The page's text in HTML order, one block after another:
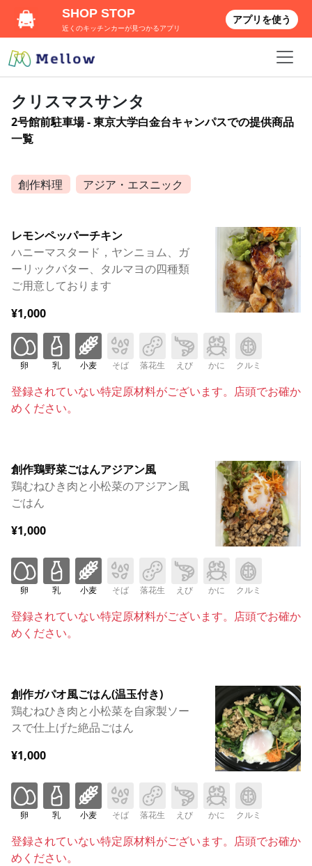
クリスマスサンタ
2号館前駐車場 - 東京大学白金台キャンパスでの提供商品
一覧
創作料理 アジア・エスニック
レモンペッパーチキン
ハニーマスタード，ヤンニョム、ガ
ーリックバター、タルマヨの四種類
ご用意しております
¥1,000
卵 乳 小麦 そば 落花生 えび かに クルミ
登録されていない特定原材料がございます。店頭でお確か
めください。
創作鶏野菜ごはんアジアン風
鶏むねひき肉と小松菜のアジアン風
ごはん
¥1,000
卵 乳 小麦 そば 落花生 えび かに クルミ
登録されていない特定原材料がございます。店頭でお確か
めください。
創作ガパオ風ごはん(温玉付き)
鶏むねひき肉と小松菜を自家製ソー
スで仕上げた絶品ごはん
¥1,000
卵 乳 小麦 そば 落花生 えび かに クルミ
登録されていない特定原材料がございます。店頭でお確か
めください。
SHOP STOP
近くのキッチンカーが見つかるアプリ
アプリを使う